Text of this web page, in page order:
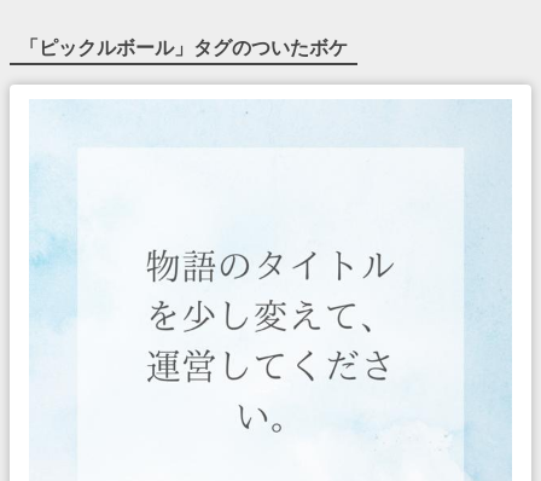
「 ピックルボール」タグのついたボケ